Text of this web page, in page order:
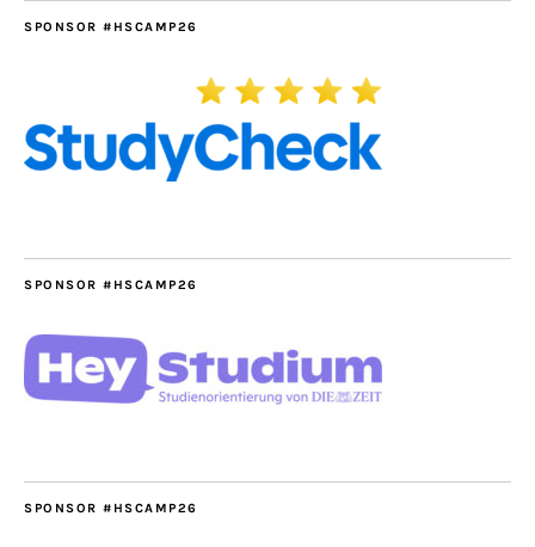
SPONSOR #HSCAMP26
SPONSOR #HSCAMP26
SPONSOR #HSCAMP26